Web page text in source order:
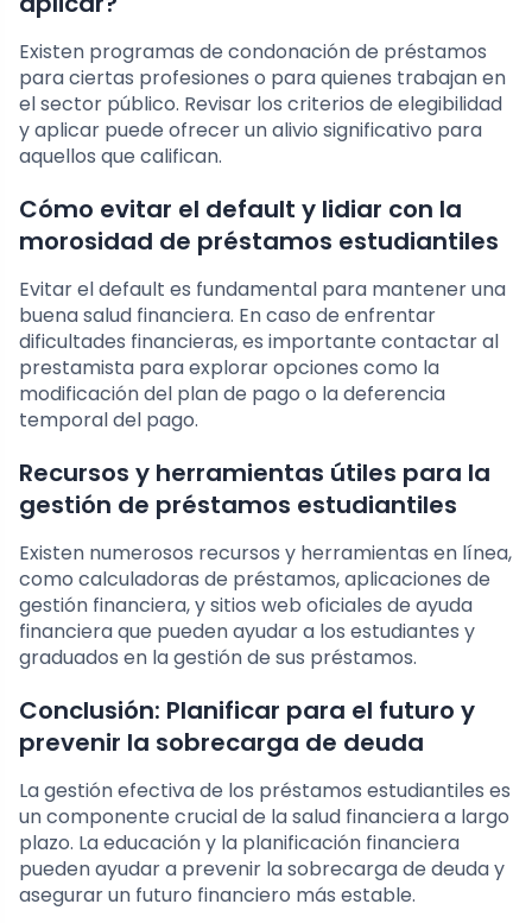
Existen programas de condonación de préstamos
para ciertas profesiones o para quienes trabajan en
el sector público. Revisar los criterios de elegibilidad
y aplicar puede ofrecer un alivio significativo para
aquellos que califican.
Cómo evitar el default y lidiar con la
morosidad de préstamos estudiantiles
Evitar el default es fundamental para mantener una
buena salud financiera. En caso de enfrentar
dificultades financieras, es importante contactar al
prestamista para explorar opciones como la
modificación del plan de pago o la deferencia
temporal del pago.
Recursos y herramientas útiles para la
gestión de préstamos estudiantiles
Existen numerosos recursos y herramientas en línea,
como calculadoras de préstamos, aplicaciones de
gestión financiera, y sitios web oficiales de ayuda
financiera que pueden ayudar a los estudiantes y
graduados en la gestión de sus préstamos.
Conclusión: Planificar para el futuro y
prevenir la sobrecarga de deuda
La gestión efectiva de los préstamos estudiantiles es
un componente crucial de la salud financiera a largo
plazo. La educación y la planificación financiera
pueden ayudar a prevenir la sobrecarga de deuda y
asegurar un futuro financiero más estable.